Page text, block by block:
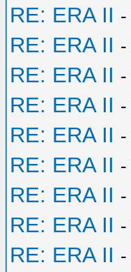
RE: ERA II -
RE: ERA II -
RE: ERA II -
RE: ERA II -
RE: ERA II -
RE: ERA II -
RE: ERA II -
RE: ERA II -
RE: ERA II -